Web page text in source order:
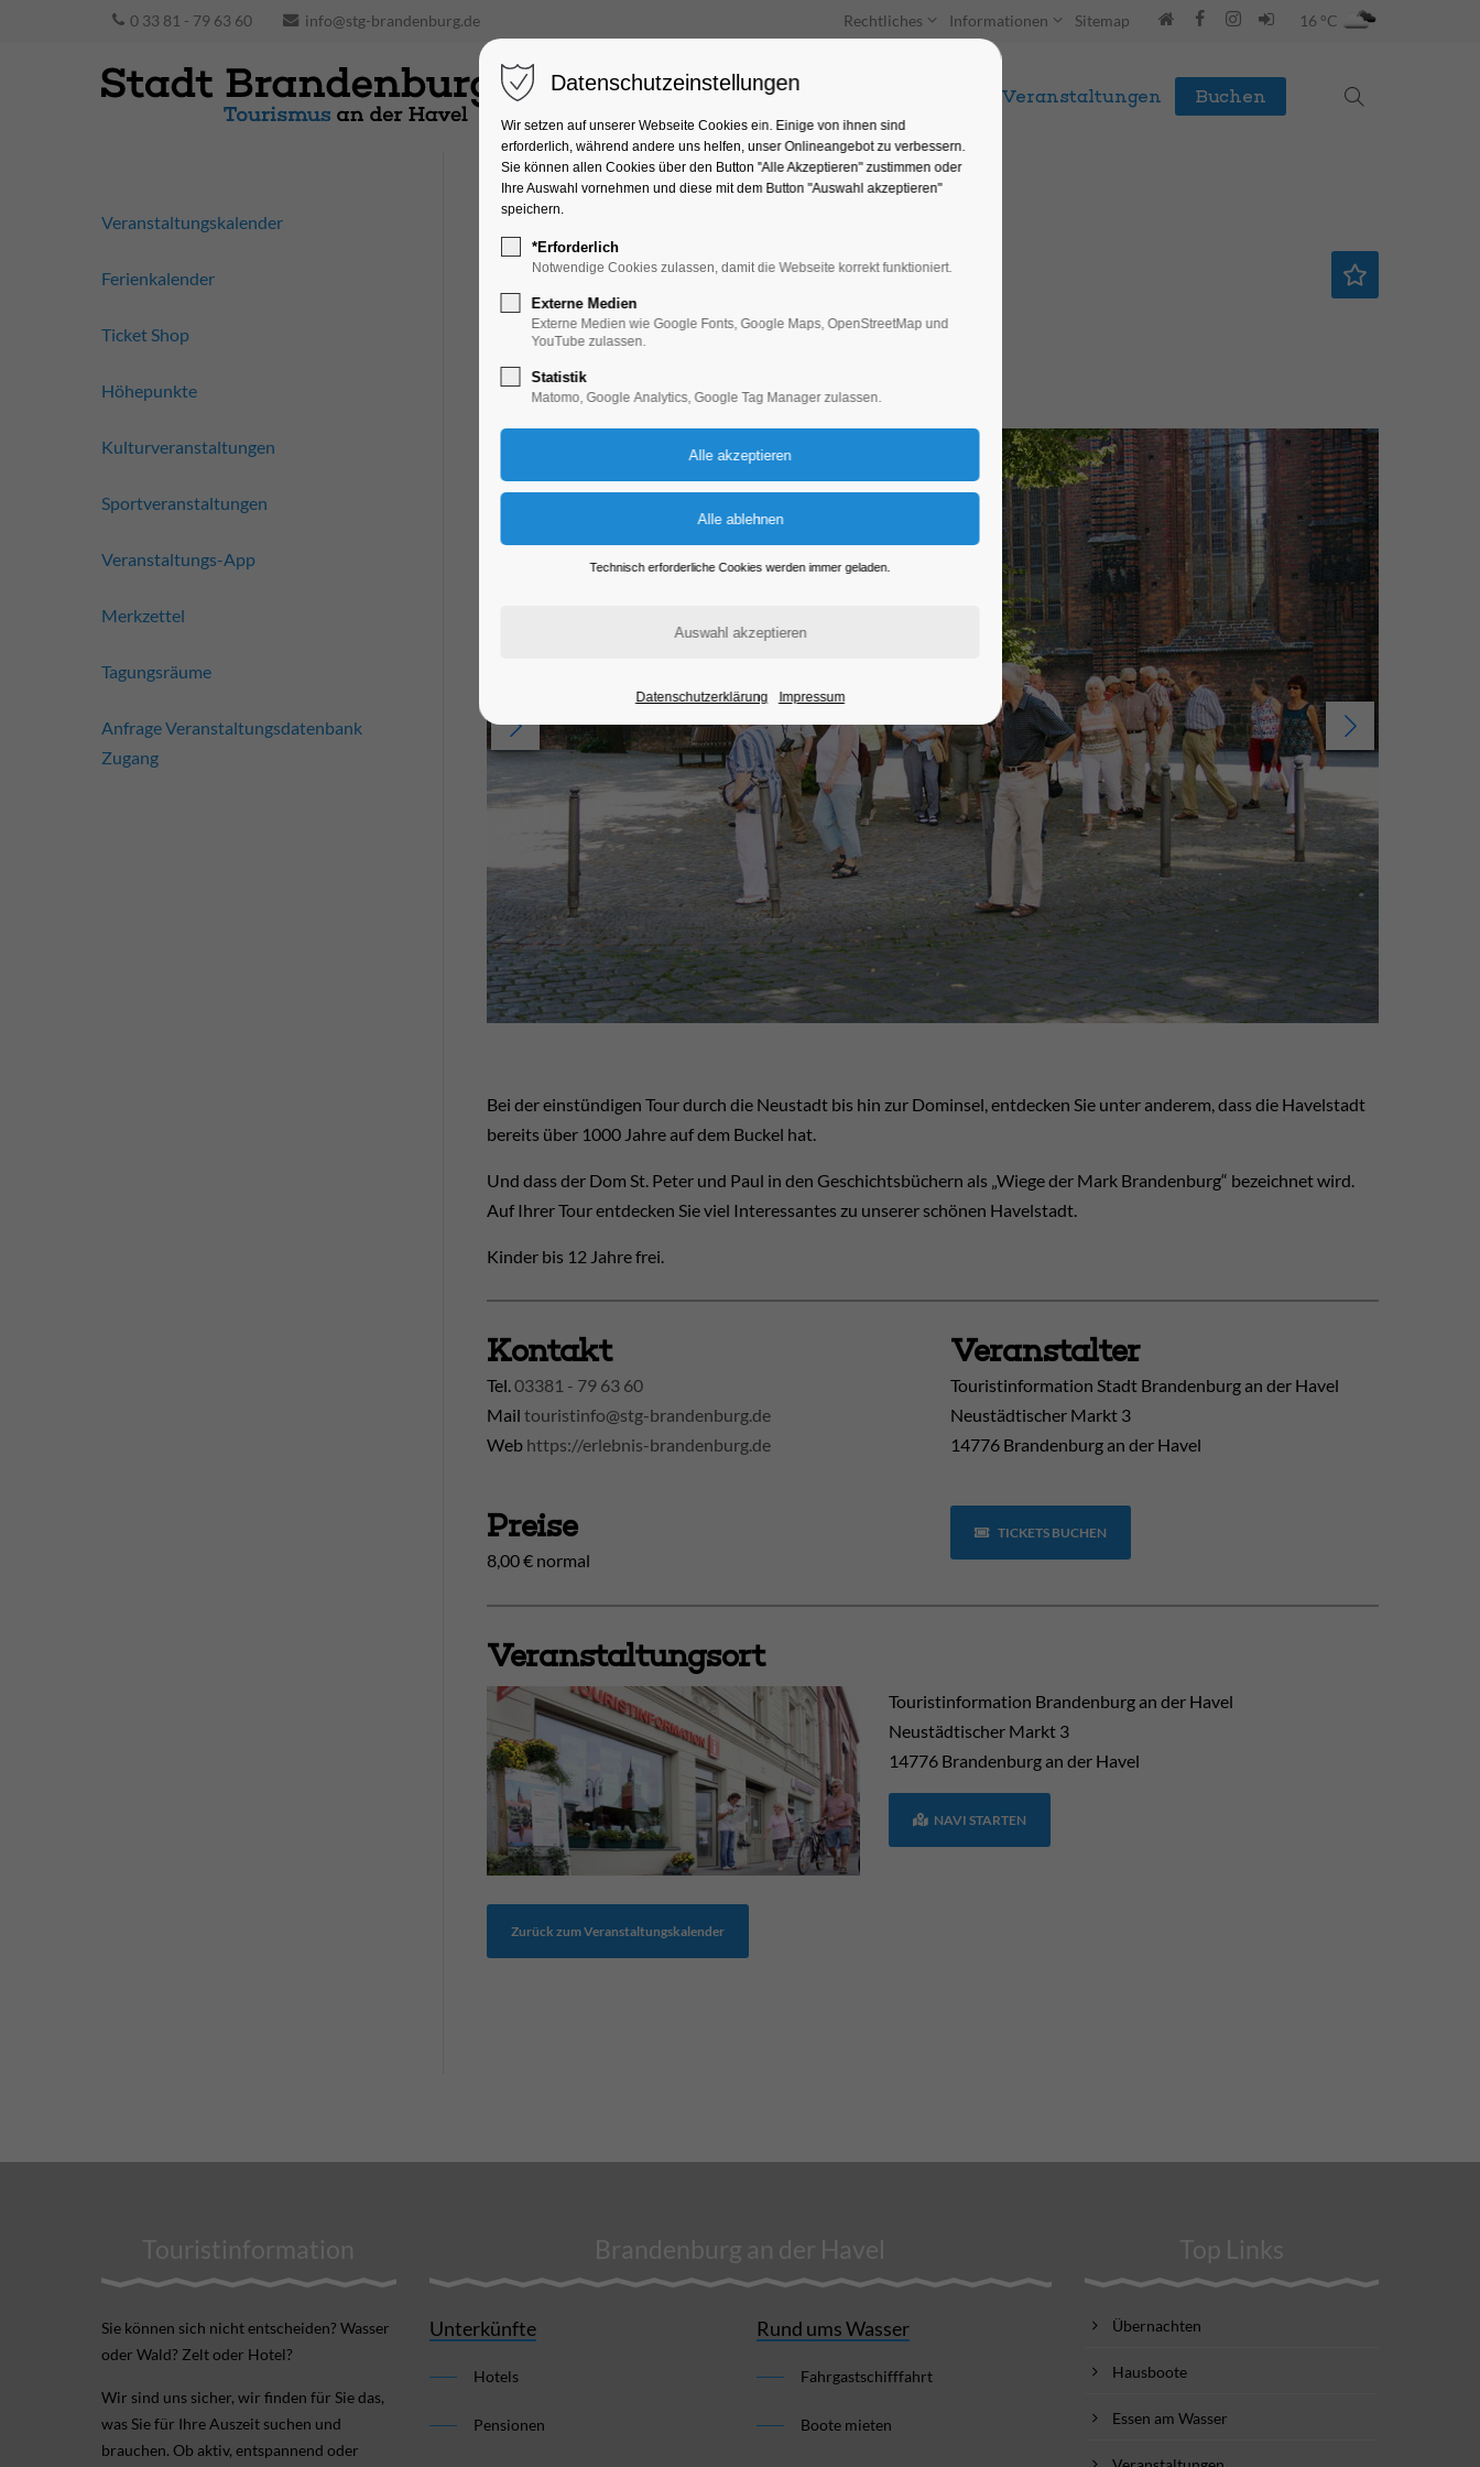
0 33 81 - 79 63 60 info@stg-brandenburg.de Rechtliches Informationen Sitemap 16 °C
Unterkünfte Entdecken & Erleben Veranstaltungen Buchen
Entdecker-Tour
Führung, Themenführung
02.07.2025, 10:30–11:30
Bei der einstündigen Tour durch die Neustadt bis hin zur Dominsel, entdecken Sie unter anderem, dass die Havelstadt
bereits über 1000 Jahre auf dem Buckel hat.
Und dass der Dom St. Peter und Paul in den Geschichtsbüchern als „Wiege der Mark Brandenburg“ bezeichnet wird.
Auf Ihrer Tour entdecken Sie viel Interessantes zu unserer schönen Havelstadt.
Kinder bis 12 Jahre frei.
Kontakt
Tel. 03381 - 79 63 60
Mail touristinfo@stg-brandenburg.de
Web https://erlebnis-brandenburg.de
Veranstalter
Touristinformation Stadt Brandenburg an der Havel
Neustädtischer Markt 3
14776 Brandenburg an der Havel
Preise
8,00 € normal
TICKETS BUCHEN
Veranstaltungsort
Touristinformation Brandenburg an der Havel
Neustädtischer Markt 3
14776 Brandenburg an der Havel
NAVI STARTEN
Zurück zum Veranstaltungskalender
Veranstaltungskalender
Ferienkalender
Ticket Shop
Höhepunkte
Kulturveranstaltungen
Sportveranstaltungen
Veranstaltungs-App
Merkzettel
Tagungsräume
Anfrage Veranstaltungsdatenbank
Zugang
Touristinformation
Sie können sich nicht ent­scheiden? Wasser
oder Wald? Zelt oder Hotel?
Wir sind uns sicher, wir finden für Sie das,
was Sie für Ihre Aus­zeit suchen und
brauchen. Ob aktiv, ent­spannend oder
Brandenburg an der Havel
Unterkünfte
Hotels
Pensionen
Rund ums Wasser
Fahrgastschifffahrt
Boote mieten
Top Links
Übernachten
Hausboote
Essen am Wasser
Datenschutzeinstellungen
Wir setzen auf unserer Webseite Cookies ein. Einige von ihnen sind
erforderlich, während andere uns helfen, unser Onlineangebot zu verbessern.
Sie können allen Cookies über den Button "Alle Akzeptieren" zustimmen oder
Ihre Auswahl vornehmen und diese mit dem Button "Auswahl akzeptieren"
speichern.
*Erforderlich
Notwendige Cookies zulassen, damit die Webseite korrekt funktioniert.
Externe Medien
Externe Medien wie Google Fonts, Google Maps, OpenStreetMap und
YouTube zulassen.
Statistik
Matomo, Google Analytics, Google Tag Manager zulassen.
Technisch erforderliche Cookies werden immer geladen.
Datenschutzerklärung Impressum